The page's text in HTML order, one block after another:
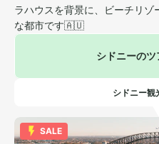
ラハウスを背景に、ビーチリ
な都市です🇦🇺
シドニーの
シドニー観